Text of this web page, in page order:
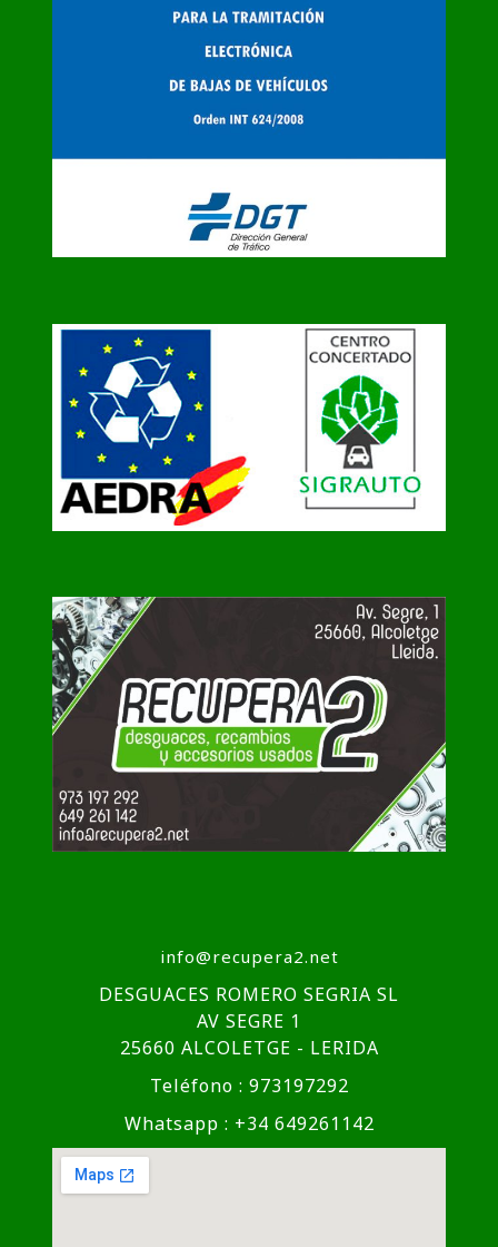
info@recupera2.net
DESGUACES ROMERO SEGRIA SL
AV SEGRE 1
25660 ALCOLETGE - LERIDA
Teléfono : 973197292
Whatsapp : +34 649261142